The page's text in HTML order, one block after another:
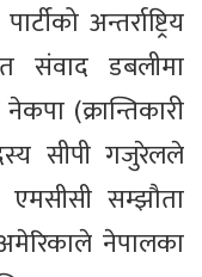
अन्तर्राष्ट्रिय
संवाद डबलीमा
(क्रान्तिकारी
सीपी गजुरेलले
एमसीसी सम्झौता
नेपालका